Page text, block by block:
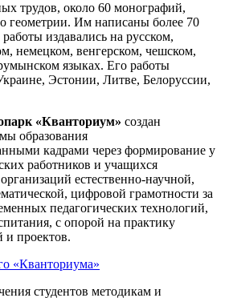
трудов, около 60 монографий,
геометрии. Им написаны более 70
издавались на русском,
немецком, венгерском, чешском,
языках. Его работы
Эстонии, Литве, Белоруссии,
«Кванториум» создан
образования
кадрами через формирование у
работников и учащихся
естественно-научной,
цифровой грамотности за
педагогических технологий,
с опорой на практику
и проектов.
«Кванториума»
студентов методикам и